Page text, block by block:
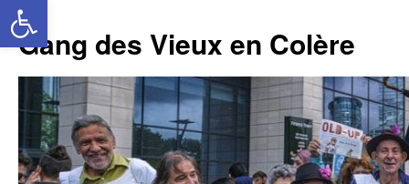
Aller
au
contenu
Gang des Vieux en Colère